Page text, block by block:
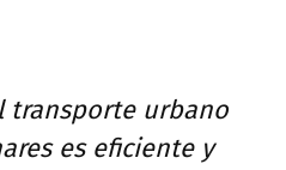
transporte urbano
es eficiente y